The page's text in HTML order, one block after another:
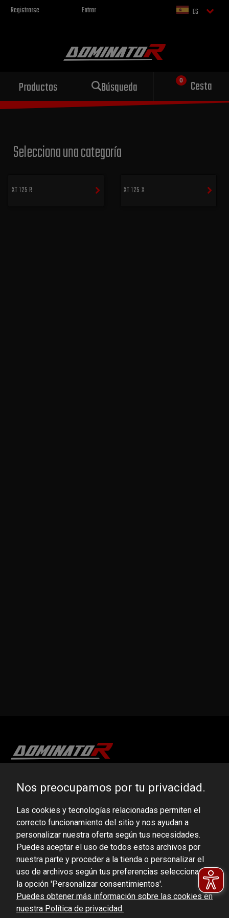
Registrarse Entrar ES
Productos Búsqueda Cesta
Escape deportivo
para tu motocicleta
Selecciona una categoría
XT 125 R XT 125 X
DOMINATOR GROUP Sp. z o.o.
VAT ID No.: 6521751083
dominator@dominator.pl
© Copyright 2022 | Dominator Group Sp. z o. o.
Nos preocupamos por tu privacidad.
Las cookies y tecnologías relacionadas permiten el
correcto funcionamiento del sitio y nos ayudan a
personalizar nuestra oferta según tus necesidades.
Puedes aceptar el uso de todos estos archivos por
nuestra parte y proceder a la tienda o personalizar el
uso de archivos según tus preferencias seleccionando
la opción 'Personalizar consentimientos'.
Puedes obtener más información sobre las cookies en
nuestra Política de privacidad.